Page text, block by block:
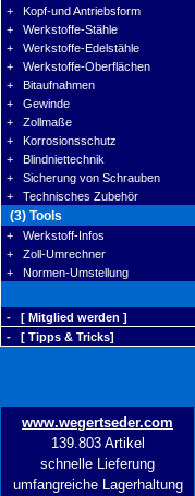
+ Kopf-und Antriebsform
+ Werkstoffe-Stähle
+ Werkstoffe-Edelstähle
+ Werkstoffe-Oberflächen
+ Bitaufnahmen
+ Gewinde
+ Zollmaße
+ Korrosionsschutz
+ Blindniettechnik
+ Sicherung von Schrauben
+ Technisches Zubehör
(3) Tools
+ Werkstoff-Infos
+ Zoll-Umrechner
+ Normen-Umstellung
- [ Mitglied werden ]
- [ Tipps & Tricks]
www.wegertseder.com
139.803 Artikel
schnelle Lieferung
umfangreiche Lagerhaltung